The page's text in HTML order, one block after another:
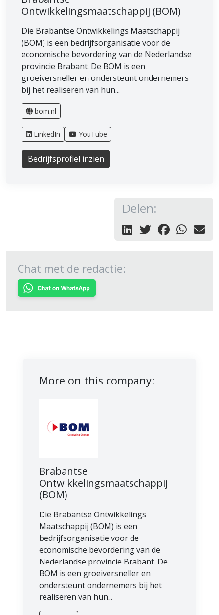
Ontwikkelingsmaatschappij (BOM)
Die Brabantse Ontwikkelings Maatschappij
(BOM) is een bedrijfsorganisatie voor de
economische bevordering van de Nederlandse
provincie Brabant. De BOM is een
groeiversneller en ondersteunt ondernemers
bij het realiseren van hun...
bom.nl
LinkedIn YouTube
Bedrijfsprofiel inzien
Delen:
Chat met de redactie:
More on this company:
Brabantse
Ontwikkelingsmaatschappij
(BOM)
Die Brabantse Ontwikkelings
Maatschappij (BOM) is een
bedrijfsorganisatie voor de
economische bevordering van de
Nederlandse provincie Brabant. De
BOM is een groeiversneller en
ondersteunt ondernemers bij het
realiseren van hun...